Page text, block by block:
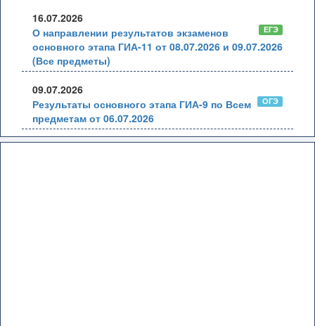
16.07.2026
ЕГЭ
О направлении результатов экзаменов
основного этапа ГИА-11 от 08.07.2026 и 09.07.2026
(Все предметы)
09.07.2026
ОГЭ
Результаты основного этапа ГИА-9 по Всем
предметам от 06.07.2026